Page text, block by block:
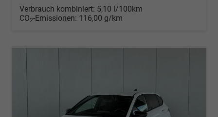
Verbrauch kombiniert: 5,10 l/100km
CO2-Emissionen: 116,00 g/km